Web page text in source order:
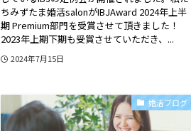
ちみずたま婚活salonがIBJAward 2024年上半
期 Premium部門を受賞させて頂きました！
2023年上期下期も受賞させていただき、...
2024年7月15日
婚活ブログ